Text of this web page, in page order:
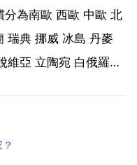
往義大利小鎮...
為南歐 西歐 中歐 北
瑞典 挪威 冰島 丹麥
維亞 立陶宛 白俄羅斯
登。4 西歐 英國 愛